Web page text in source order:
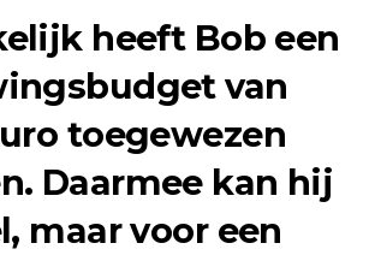
heeft Bob een
van
toegewezen
Daarmee kan hij
maar voor een